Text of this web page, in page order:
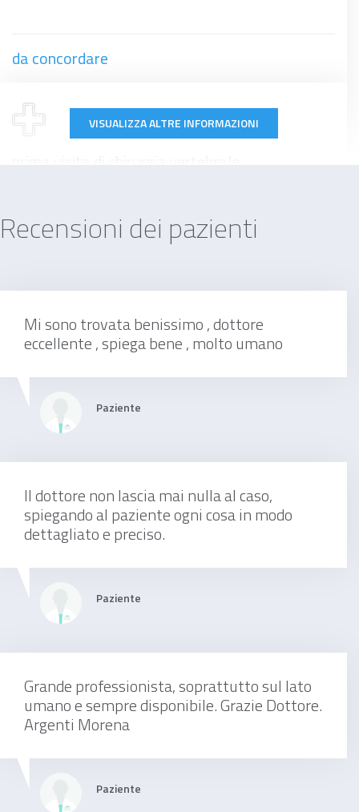
da concordare
150 €
Prima Visita
da concordare
consulenza online
50 €
visita neurochirurgica domiciliare
200 €
VISUALIZZA ALTRE INFORMAZIONI
Recensioni dei pazienti
Mi sono trovata benissimo , dottore
eccellente , spiega bene , molto umano
Paziente
Il dottore non lascia mai nulla al caso,
spiegando al paziente ogni cosa in modo
dettagliato e preciso.
Paziente
Grande professionista, soprattutto sul lato
umano e sempre disponibile. Grazie Dottore.
Argenti Morena
Paziente